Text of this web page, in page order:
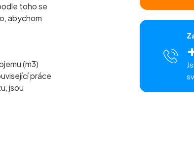
toho se
abychom
(m3)
práce
jsou